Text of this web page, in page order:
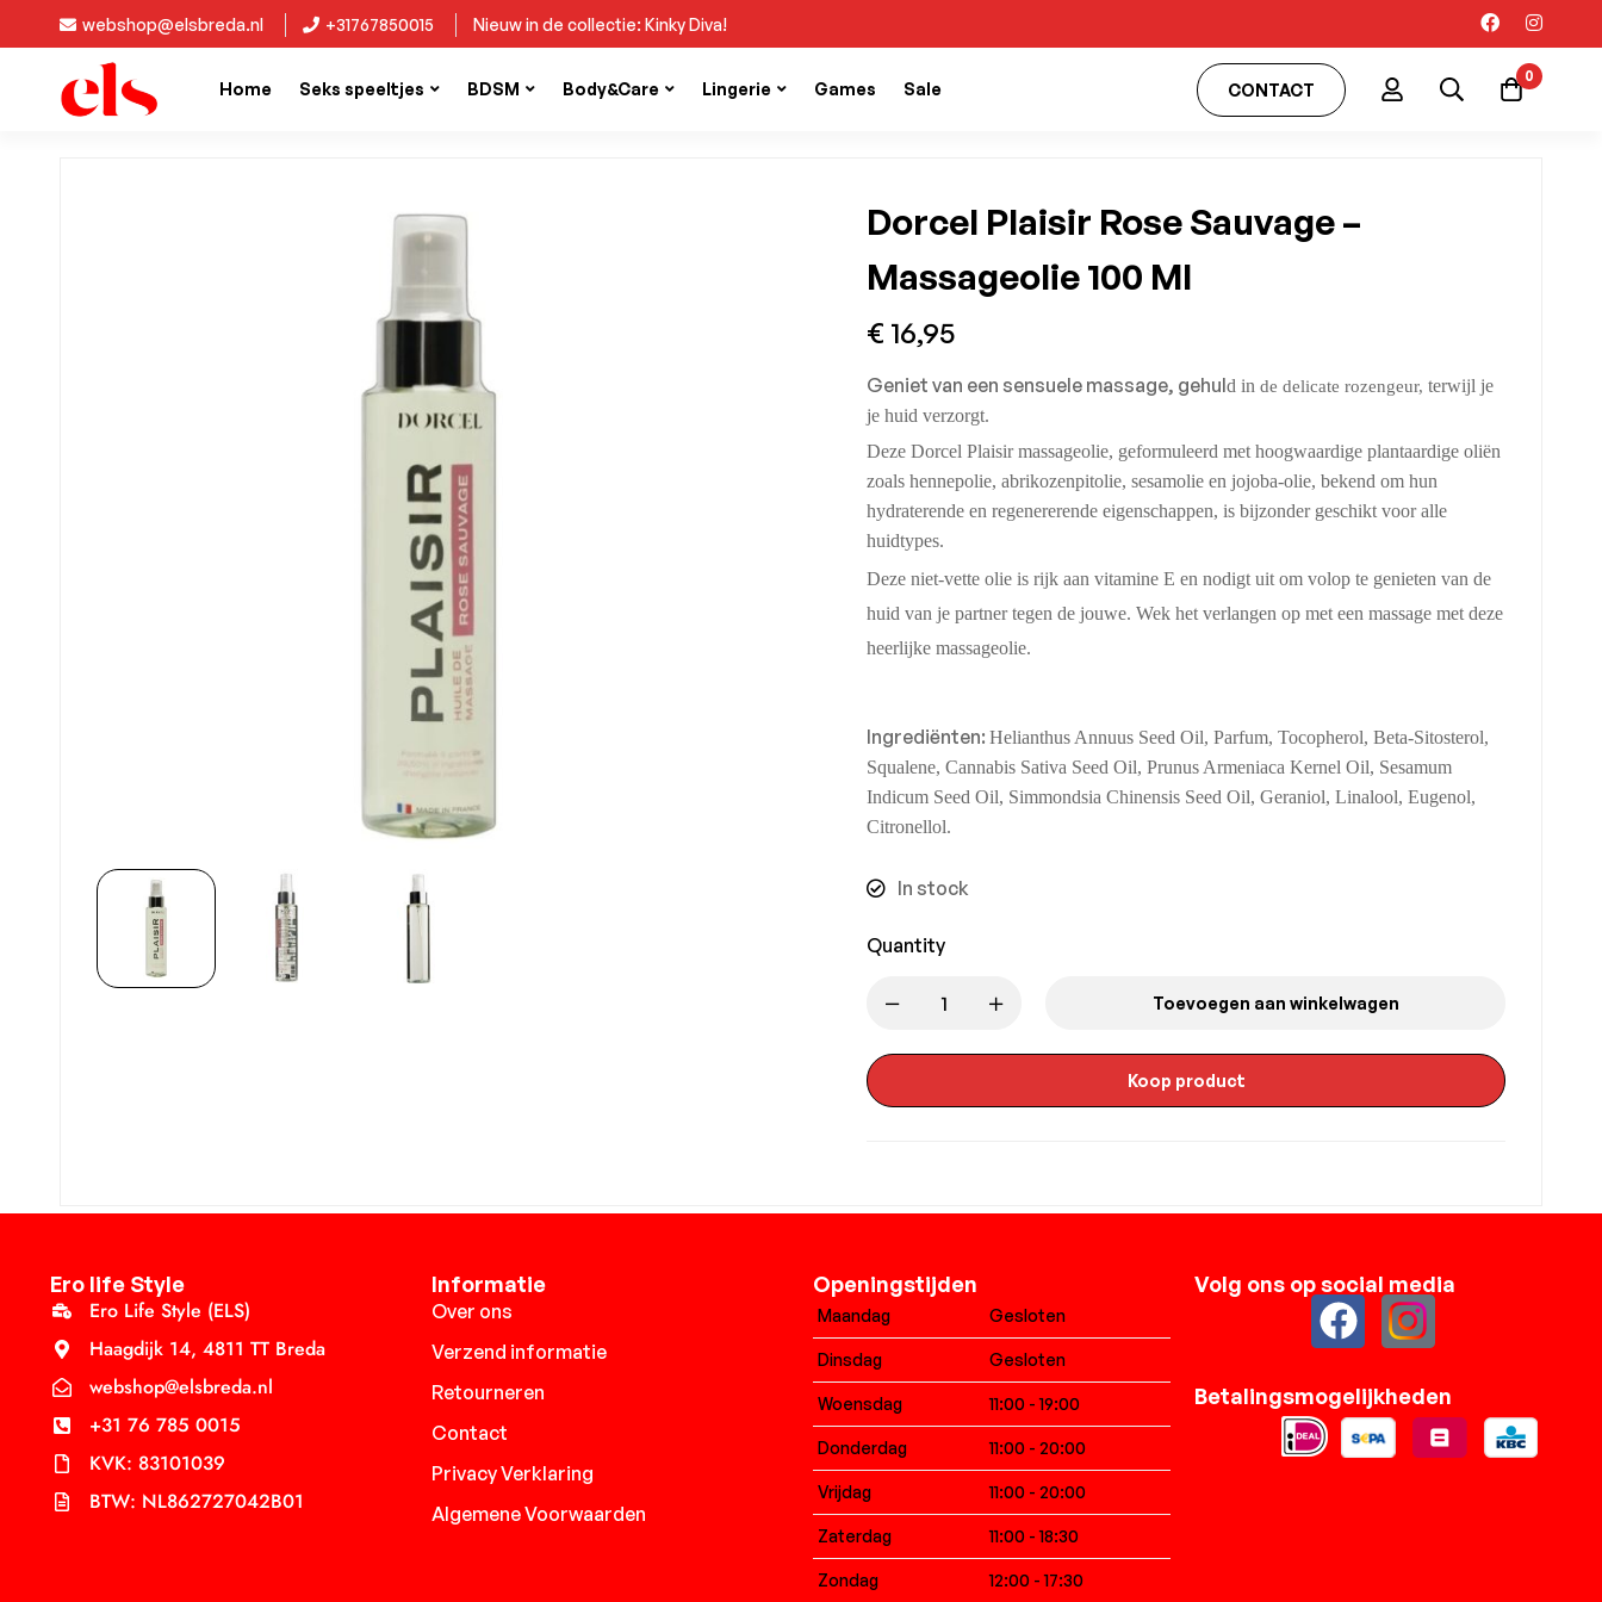
webshop@elsbreda.nl +31767850015 Nieuw in de collectie: Kinky Diva!
Home Seks speeltjes BDSM Body&Care Lingerie Games Sale CONTACT
0
Dorcel Plaisir Rose Sauvage –
Massageolie 100 Ml
€ 16,95
Geniet van een sensuele massage, gehuld in de delicate rozengeur, terwijl je
je huid verzorgt.
Deze Dorcel Plaisir massageolie, geformuleerd met hoogwaardige plantaardige oliën
zoals hennepolie, abrikozenpitolie, sesamolie en jojoba-olie, bekend om hun
hydraterende en regenererende eigenschappen, is bijzonder geschikt voor alle
huidtypes.
Deze niet-vette olie is rijk aan vitamine E en nodigt uit om volop te genieten van de
huid van je partner tegen de jouwe. Wek het verlangen op met een massage met deze
heerlijke massageolie.
Ingrediënten: Helianthus Annuus Seed Oil, Parfum, Tocopherol, Beta-Sitosterol,
Squalene, Cannabis Sativa Seed Oil, Prunus Armeniaca Kernel Oil, Sesamum
Indicum Seed Oil, Simmondsia Chinensis Seed Oil, Geraniol, Linalool, Eugenol,
Citronellol.
In stock
Quantity
Toevoegen aan winkelwagen
Koop product
Ero life Style
Ero Life Style (ELS)
Haagdijk 14, 4811 TT Breda
webshop@elsbreda.nl
+31 76 785 0015
KVK: 83101039
BTW: NL862727042B01
Informatie
Over ons
Verzend informatie
Retourneren
Contact
Privacy Verklaring
Algemene Voorwaarden
Openingstijden
Maandag Gesloten
Dinsdag Gesloten
Woensdag 11:00 - 19:00
Donderdag 11:00 - 20:00
Vrijdag 11:00 - 20:00
Zaterdag 11:00 - 18:30
Zondag 12:00 - 17:30
Volg ons op social media
Betalingsmogelijkheden